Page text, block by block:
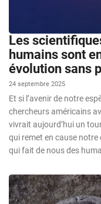
Les
humains sont
évolution sans
24 septembre 2025
Et si l’avenir de notre
chercheurs américains
vivrait aujourd’hui un
qui remet en cause notre
qui fait de nous des